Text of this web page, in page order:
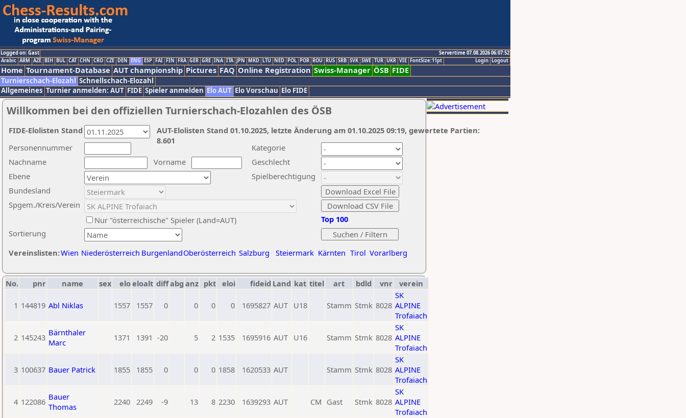
Logged on: Gast
Servertime 07.08.2026 06:07:52
Logout
Login
Arabic ARM AZE BIH BUL CAT CHN CRO CZE DEN ENG ESP FAI FIN FRA GER GRE INA ITA JPN MKD LTU NED POL POR ROU RUS SRB SVK SWE TUR UKR VIE FontSize:11pt
Home Tournament-Database AUT championship Pictures FAQ Online Registration Swiss-Manager ÖSB FIDE
Turnierschach-Elozahl Schnellschach-Elozahl
Allgemeines Turnier anmelden: AUT FIDE Spieler anmelden Elo AUT Elo Vorschau Elo FIDE
Willkommen bei den offiziellen Turnierschach-Elozahlen des ÖSB
Nachname
Vorname
Ebene
Kategorie
Sortierung
Personennummer
Bundesland
Spgem./Kreis/Verein
Geschlecht
Nur "österreichische" Spieler (Land=AUT)
Spielberechtigung
Vereinslisten:Wien Niederösterreich BurgenlandOberösterreich Salzburg Steiermark Kärnten Tirol Vorarlberg
Top 100
AUT-Elolisten Stand 01.10.2025, letzte Änderung am 01.10.2025 09:19, gewertete Partien:
8.601
FIDE-Elolisten Stand
No. pnr name sex eloeloalt diffabg anz pkt eloi fideid Land kat titel art bdld vnr verein
1 144819 Abl Niklas 1557 1557 0 0 0 0 1695827 AUT U18 Stamm Stmk 8028
SK
ALPINE
Trofaiach
2 145243 Bärnthaler
Marc
1371 1391 -20 5 2 1535 1695916 AUT U16 Stamm Stmk 8028
SK
ALPINE
Trofaiach
3 100637 Bauer Patrick 1855 1855 0 0 0 1858 1620533 AUT Stamm Stmk 8028
SK
ALPINE
Trofaiach
4 122086 Bauer
Thomas
2240 2249 -9 13 8 2230 1639293 AUT CM Gast Stmk 8028
SK
ALPINE
Trofaiach